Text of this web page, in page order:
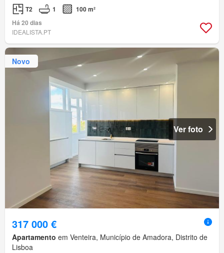
T2 1
100 m²
Há 20 dias
IDEALISTA.PT
Novo
Ver foto
317 000 €
Apartamento em Venteira, Município de Amadora, Distrito de
Lisboa